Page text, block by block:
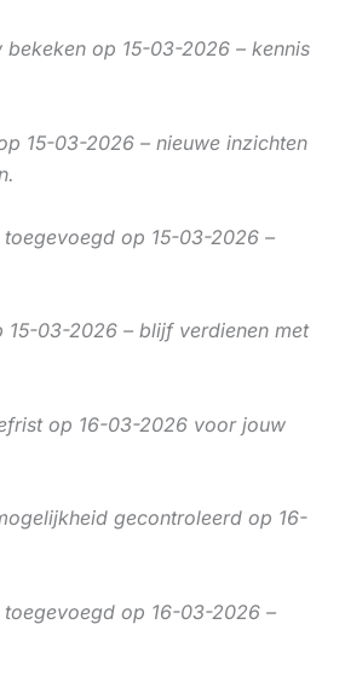
bekeken op 15-03-2026 – kennis
15-03-2026 – nieuwe inzichten
op 15-03-2026 –
15-03-2026 – blijf verdienen met
op 16-03-2026 voor jouw
gecontroleerd op 16-
op 16-03-2026 –